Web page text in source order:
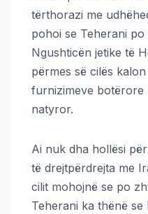
tërthorazi me
pohoi se Teherani
Ngushticën jetike të
përmes së cilës
furnizimeve botërore
natyror.
Ai nuk dha hollësi
të drejtpërdrejta me
cilit mohojnë se po
Teherani ka thënë